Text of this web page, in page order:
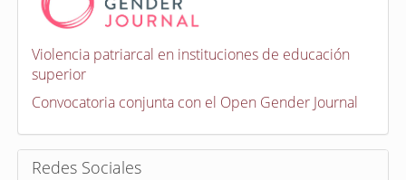
o
a
t
o
r
a
s
Violencia patriarcal en instituciones de educación
superior
Convocatoria conjunta con el Open Gender Journal
Redes Sociales